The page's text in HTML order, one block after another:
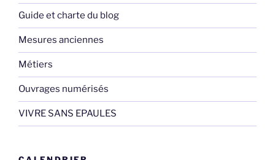
Guide et charte du blog
Mesures anciennes
Métiers
Ouvrages numérisés
VIVRE SANS EPAULES